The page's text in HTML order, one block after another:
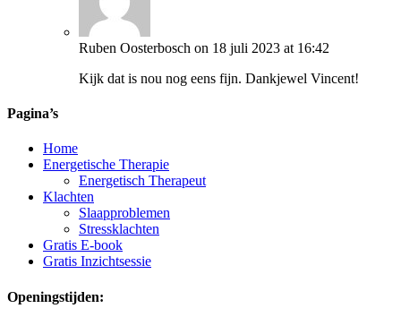
Ruben Oosterbosch on 18 juli 2023 at 16:42
Kijk dat is nou nog eens fijn. Dankjewel Vincent!
Pagina’s
Home
Energetische Therapie
Energetisch Therapeut
Klachten
Slaapproblemen
Stressklachten
Gratis E-book
Gratis Inzichtsessie
Openingstijden: